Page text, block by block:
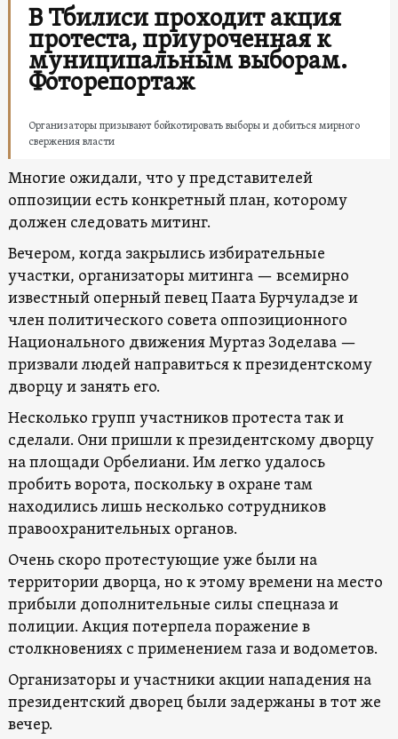
В Тбилиси проходит акция
протеста, приуроченная к
муниципальным выборам.
Фоторепортаж
Организаторы призывают бойкотировать выборы и добиться мирного
свержения власти
Многие ожидали, что у представителей
оппозиции есть конкретный план, которому
должен следовать митинг.
Вечером, когда закрылись избирательные
участки, организаторы митинга — всемирно
известный оперный певец Паата Бурчуладзе и
член политического совета оппозиционного
Национального движения Муртаз Зоделава —
призвали людей направиться к президентскому
дворцу и занять его.
Несколько групп участников протеста так и
сделали. Они пришли к президентскому дворцу
на площади Орбелиани. Им легко удалось
пробить ворота, поскольку в охране там
находились лишь несколько сотрудников
правоохранительных органов.
Очень скоро протестующие уже были на
территории дворца, но к этому времени на место
прибыли дополнительные силы спецназа и
полиции. Акция потерпела поражение в
столкновениях с применением газа и водометов.
Организаторы и участники акции нападения на
президентский дворец были задержаны в тот же
вечер.